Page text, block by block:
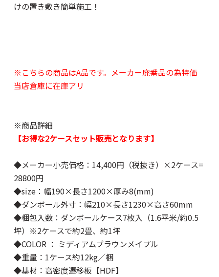
けの置き敷き簡単施工！
※こちらの商品はA品です。メーカー廃番品の為特価
当店倉庫に在庫アリ
※商品詳細
【お得な2ケースセット販売となります】
◆メーカー小売価格：14,400円（税抜き）×2ケース=
28800円
◆size：幅190×長さ1200×厚み8(mm)
◆ダンボール外寸：幅210×長さ1230×高さ60mm
◆梱包入数：ダンボールケース7枚入（1.6平米/約0.5
坪）※2ケースで約2畳、約1坪
◆COLOR ： ミディアムブラウンメイプル
◆重量：1ケース約12kg／梱
◆基材：高密度遷移板【HDF】